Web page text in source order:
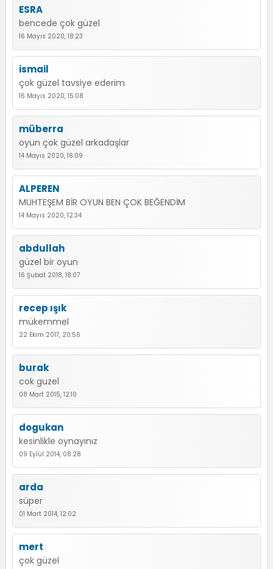
ESRA
bencede çok güzel
16 Mayıs 2020, 18:23
ismail
çok güzel tavsiye ederim
16 Mayıs 2020, 15:08
müberra
oyun çok güzel arkadaşlar
14 Mayıs 2020, 16:09
ALPEREN
MUHTEŞEM BİR OYUN BEN ÇOK BEĞENDİM
14 Mayıs 2020, 12:34
abdullah
güzel bir oyun
16 Şubat 2018, 18:07
recep ışık
mükemmel
22 Ekim 2017, 20:56
burak
cok guzel
08 Mart 2015, 12:10
dogukan
kesinlikle oynayınız
09 Eylül 2014, 08:28
arda
süper
01 Mart 2014, 12:02
mert
çok güzel